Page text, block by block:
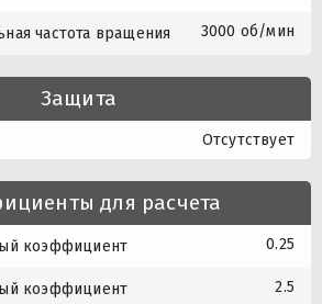
частота вращения 3000 об/мин
Защита
Отсутствует
для расчета
коэффициент 0.25
коэффициент 2.5